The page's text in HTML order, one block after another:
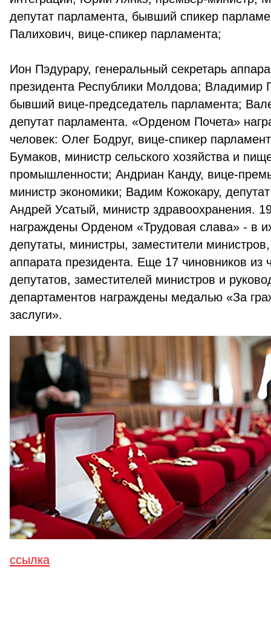
депутат парламента, бывший спикер
Палихович, вице-спикер парламента;
Ион Пэдурару, генеральный секретарь
президента Республики Молдова; Владимир
бывший вице-председатель парламента;
депутат парламента. «Орденом Почета»
человек: Олег Бодруг, вице-спикер
Бумаков, министр сельского хозяйства и
промышленности; Андриан Канду, вице-
министр экономики; Вадим Кожокару,
Андрей Усатый, министр здравоохранения.
награждены Орденом «Трудовая слава» - в
депутаты, министры, заместители
аппарата президента. Еще 17 чиновников из
депутатов, заместителей министров и
департаментов награждены медалью «За
заслуги».
ссылка